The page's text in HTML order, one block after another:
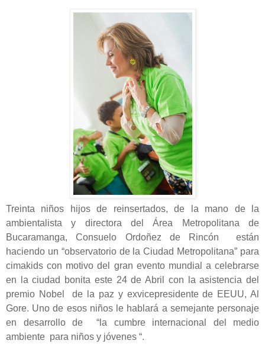
Treinta niños hijos de reinsertados, de la mano de la
ambientalista y directora del Área Metropolitana de
Bucaramanga, Consuelo Ordoñez de Rincón están
haciendo un “observatorio de la Ciudad Metropolitana” para
cimakids con motivo del gran evento mundial a celebrarse
en la ciudad bonita este 24 de Abril con la asistencia del
premio Nobel de la paz y exvicepresidente de EEUU, Al
Gore. Uno de esos niños le hablará a semejante personaje
en desarrollo de “la cumbre internacional del medio
ambiente para niños y jóvenes “.